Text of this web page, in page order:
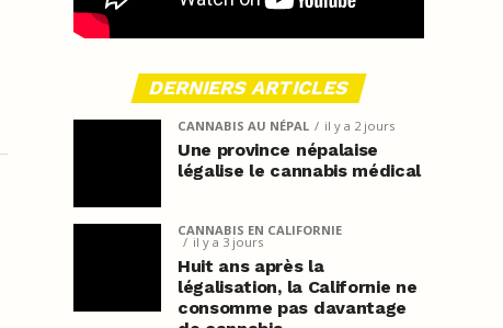
DERNIERS ARTICLES
CANNABIS AU NÉPAL il y a 2 jours
Une province népalaise
légalise le cannabis médical
CANNABIS EN CALIFORNIE
il y a 3 jours
Huit ans après la
légalisation, la Californie ne
consomme pas davantage